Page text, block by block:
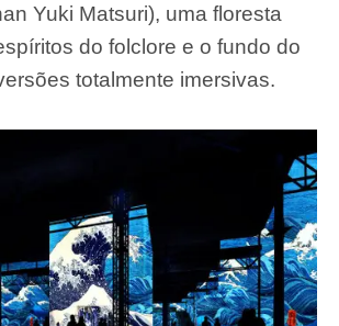
Yuki Matsuri), uma floresta
do folclore e o fundo do
totalmente imersivas.